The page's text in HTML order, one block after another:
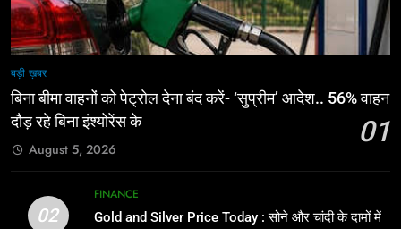
बड़ी ख़बर
बिना बीमा वाहनों को पेट्राेल देना बंद करें- ‘सुप्रीम’ आदेश.. 56% वाहन
दौड़ रहे बिना इंश्योरेंस के
01
August 5, 2026
02
FINANCE
Gold and Silver Price Today : सोने और चांदी के दामों में